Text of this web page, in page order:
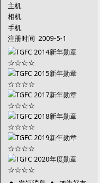
主机
相机
手机
注册时间 2009-5-1